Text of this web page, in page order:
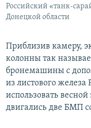
Российский «танк-
Донецкой области
Приблизив камеру,
колонны так
бронемашины с
из листового железа
использовать
двигались две БМП